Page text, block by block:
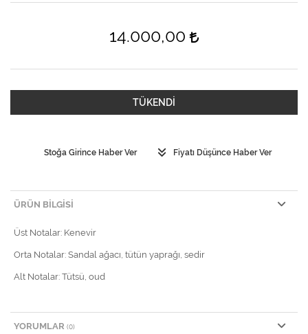
14.000,00
TÜKENDİ
Stoğa Girince Haber Ver Fiyatı Düşünce Haber Ver
ÜRÜN BILGISI
Üst Notalar: Kenevir
Orta Notalar: Sandal ağacı, tütün yaprağı, sedir
Alt Notalar: Tütsü, oud
YORUMLAR (0)